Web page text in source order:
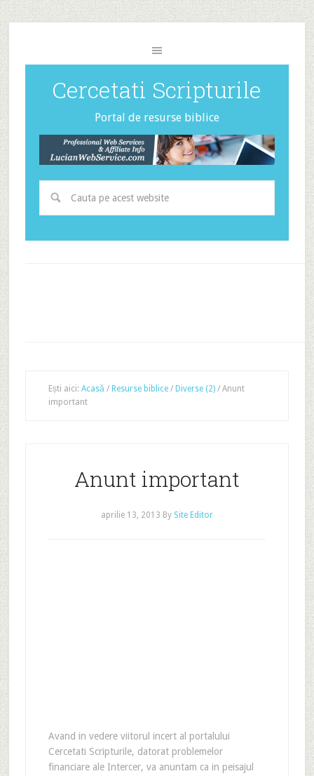
Cercetati Scripturile
Portal de resurse biblice
Ești aici: Acasă / Resurse biblice / Diverse (2) /Anunt
important
Anunt important
aprilie 13, 2013 By Site Editor
Avand in vedere viitorul incert al portalului
Cercetati Scripturile, datorat problemelor
financiare ale Intercer, va anuntam ca in peisajul